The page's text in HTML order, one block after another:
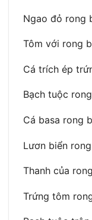
Ngao đỏ rong
Tôm với rong
Cá trích ép
Bạch tuộc
Cá basa rong
Lươn biển
Thanh của
Trứng tôm